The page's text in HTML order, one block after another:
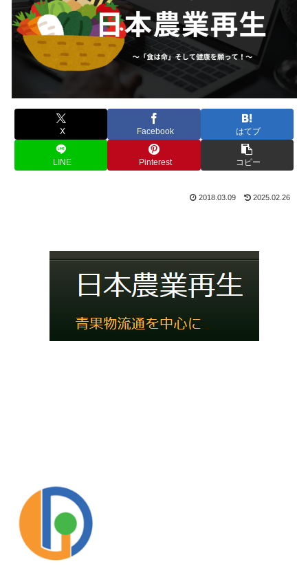
X Facebook はてブ
LINE Pinterest コピー
2018.03.09 2025.02.26